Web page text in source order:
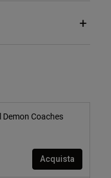
Demon Coaches
Acquista